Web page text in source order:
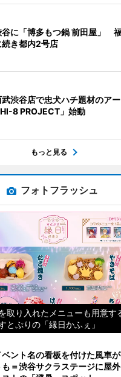
谷に「博多もつ鍋 前田屋」
続き都内2号店
武渋谷店で忠犬ハチ題材のア
8 PROJECT」始動
もっと見る
フォトフラッシュ
取り入れたメニューも用意す
とぷりの「縁日かふぇ」
ベント名の看板を付けた風車
も＝渋谷サクラステージに屋